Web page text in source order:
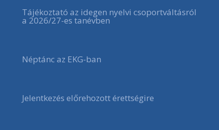
Tájékoztató az idegen nyelvi csoportváltásról
a 2026/27-es tanévben
Néptánc az EKG-ban
Jelentkezés előrehozott érettségire